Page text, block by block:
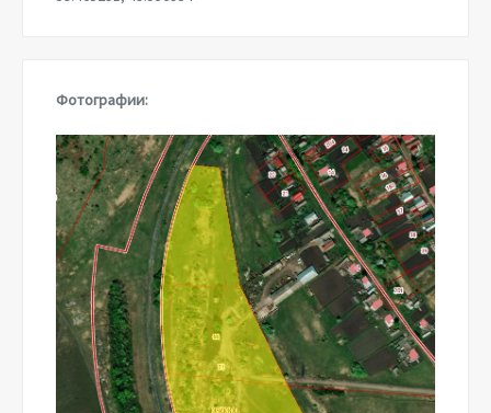
Фотографии: